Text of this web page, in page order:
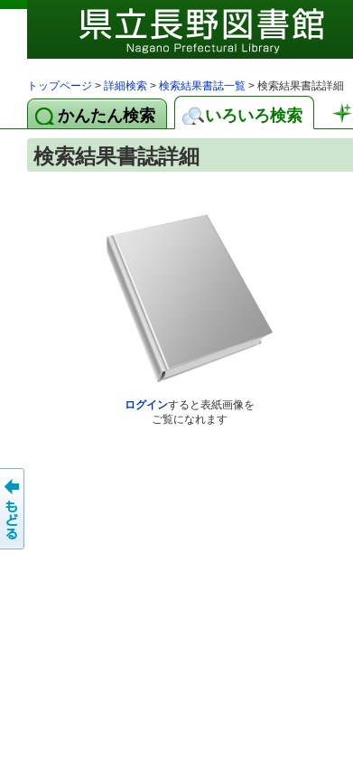
トップページ > 詳細検索 > 検索結果書誌一覧 > 検索結果書誌詳細
かんたん検索 いろいろ検索
検索結果書誌詳細
ログインすると表紙画像を
ご覧になれます